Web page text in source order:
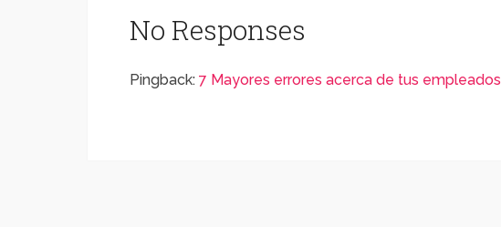
No Responses
Pingback: 7 Mayores errores acerca de tus empleados